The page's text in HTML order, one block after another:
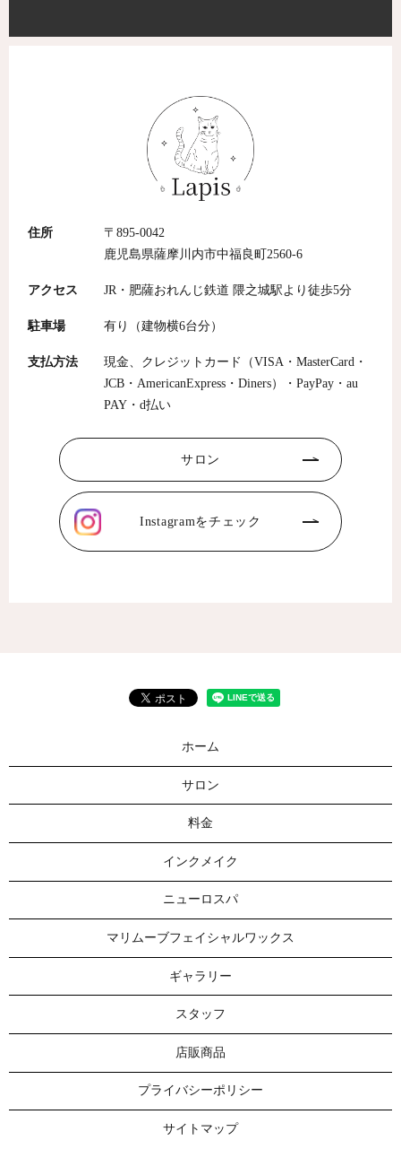
住所
〒895-0042
鹿児島県薩摩川内市中福良町2560-6
アクセス JR・肥薩おれんじ鉄道 隈之城駅より徒歩5分
駐車場 有り（建物横6台分）
支払方法
現金、クレジットカード（VISA・MasterCard・
JCB・AmericanExpress・Diners）・PayPay・au
PAY・d払い
サロン
Instagramをチェック
ホーム
サロン
料金
インクメイク
ニューロスパ
マリムーブフェイシャルワックス
ギャラリー
スタッフ
店販商品
プライバシーポリシー
サイトマップ